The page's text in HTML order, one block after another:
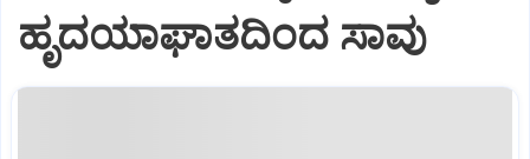
ಹೃದಯಾಘಾತದಿಂದ ಸಾವು